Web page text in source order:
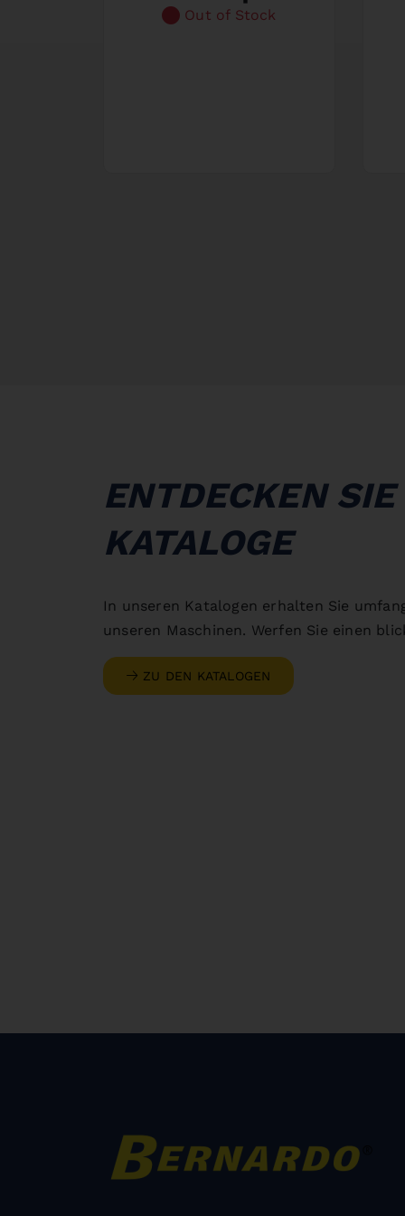
Out of Stock
ENTDECKEN
KATALOGE
In unseren Katalogen erhalten Sie
unseren Maschinen. Werfen Sie einen
ZU DEN KATALOGEN